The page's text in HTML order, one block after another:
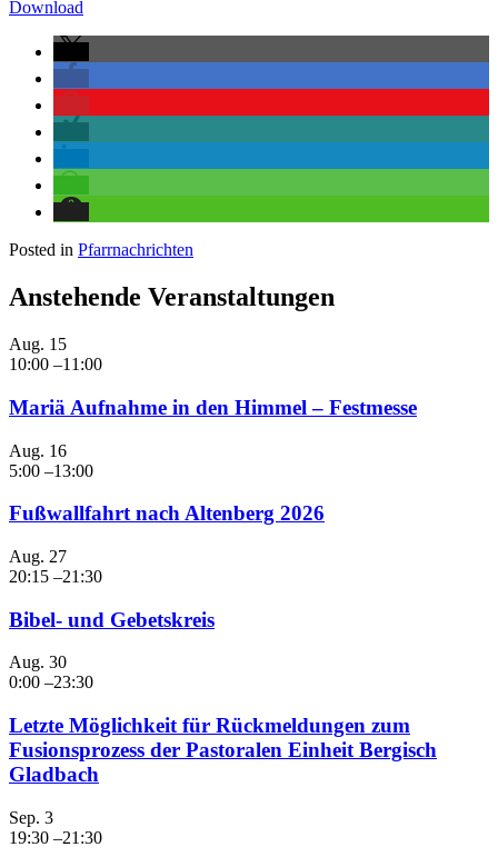
Download
Posted in Pfarrnachrichten
Anstehende Veranstaltungen
Aug. 15
10:00 –11:00
Mariä Aufnahme in den Himmel – Festmesse
Aug. 16
5:00 –13:00
Fußwallfahrt nach Altenberg 2026
Aug. 27
20:15 –21:30
Bibel- und Gebetskreis
Aug. 30
0:00 –23:30
Letzte Möglichkeit für Rückmeldungen zum
Fusionsprozess der Pastoralen Einheit Bergisch
Gladbach
Sep. 3
19:30 –21:30